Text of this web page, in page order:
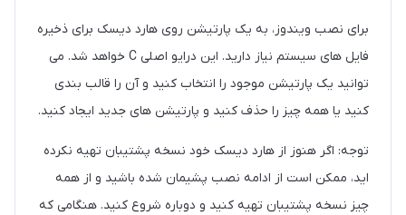
برای نصب ویندوز، به یک پارتیشن روی هارد دیسک برای ذخیره
فایل های سیستم نیاز دارید. این درایو اصلی C خواهد شد. می
توانید یک پارتیشن موجود را انتخاب کنید و آن را قالب بندی
کنید یا همه چیز را حذف کنید و پارتیشن های جدید ایجاد کنید.
توجه: اگر هنوز از هارد دیسک خود نسخه پشتیبان تهیه نکرده
اید، ممکن است از ادامه نصب پشیمان شده باشید و از همه
چیز نسخه پشتیبان تهیه کنید و دوباره شروع کنید. هنگامی که